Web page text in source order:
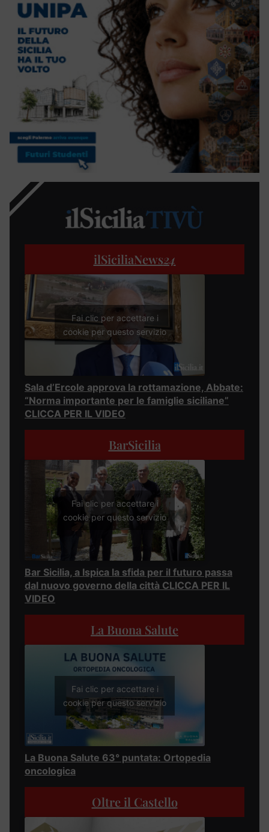
ilSiciliaNews24
Fai clic per accettare i
cookie per questo servizio
Sala d’Ercole approva la rottamazione, Abbate:
“Norma importante per le famiglie siciliane”
CLICCA PER IL VIDEO
BarSicilia
Fai clic per accettare i
cookie per questo servizio
Bar Sicilia, a Ispica la sfida per il futuro passa
dal nuovo governo della città CLICCA PER IL
VIDEO
La Buona Salute
Fai clic per accettare i
cookie per questo servizio
La Buona Salute 63° puntata: Ortopedia
oncologica
Oltre il Castello